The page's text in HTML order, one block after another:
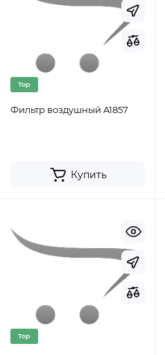
Top
Фильтр воздушный A1857
Купить
Top